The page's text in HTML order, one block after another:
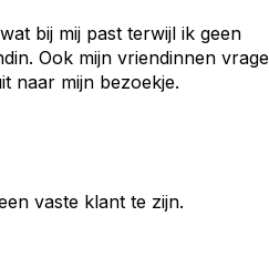
bij mij past terwijl ik geen
Ook mijn vriendinnen
naar mijn bezoekje.
vaste klant te zijn.